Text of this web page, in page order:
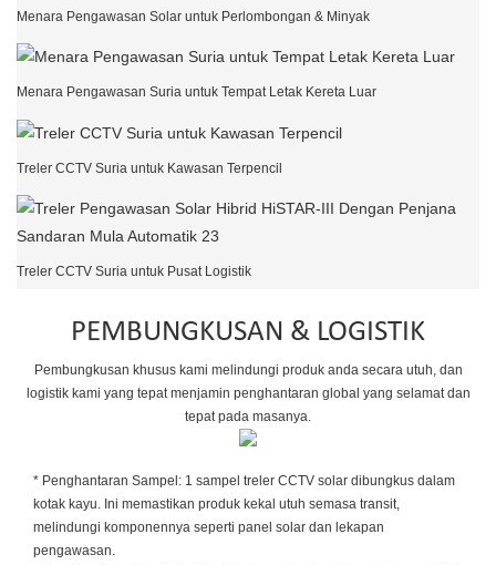
Menara Pengawasan Solar untuk Perlombongan & Minyak
Menara Pengawasan Suria untuk Tempat Letak Kereta Luar
Treler CCTV Suria untuk Kawasan Terpencil
Treler CCTV Suria untuk Pusat Logistik
PEMBUNGKUSAN & LOGISTIK
Pembungkusan khusus kami melindungi produk anda secara utuh, dan
logistik kami yang tepat menjamin penghantaran global yang selamat dan
tepat pada masanya.
* Penghantaran Sampel: 1 sampel treler CCTV solar dibungkus dalam
kotak kayu. Ini memastikan produk kekal utuh semasa transit,
melindungi komponennya seperti panel solar dan lekapan
pengawasan.